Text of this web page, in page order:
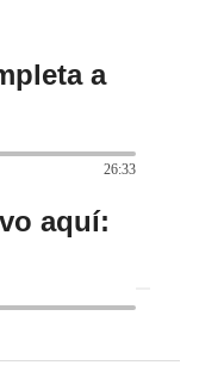
a
26:33
aquí: